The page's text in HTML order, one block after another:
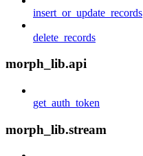
insert_or_update_records
delete_records
morph_lib.api
get_auth_token
morph_lib.stream